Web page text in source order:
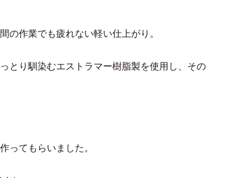
の作業でも疲れない軽い仕上がり。
とり馴染むエストラマー樹脂製を使用し、その
ってもらいました。